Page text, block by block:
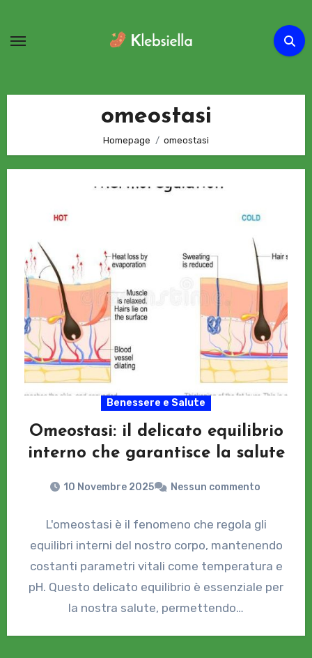
contenuto
omeostasi
Homepage omeostasi
Benessere e Salute
Omeostasi: il delicato equilibrio
interno che garantisce la salute
10 Novembre 2025 Nessun commento
L'omeostasi è il fenomeno che regola gli
equilibri interni del nostro corpo, mantenendo
costanti parametri vitali come temperatura e
pH. Questo delicato equilibrio è essenziale per
la nostra salute, permettendo…